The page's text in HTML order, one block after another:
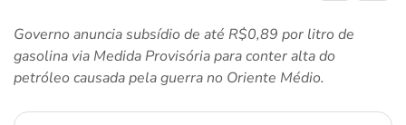
Governo anuncia subsídio de até R$0,89 por litro de
gasolina via Medida Provisória para conter alta do
petróleo causada pela guerra no Oriente Médio.